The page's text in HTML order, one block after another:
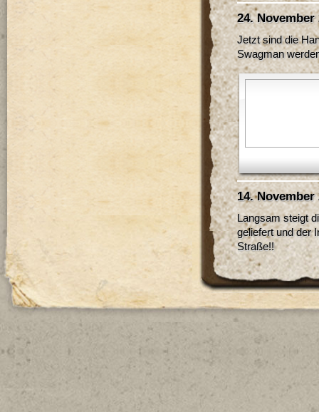
24. November
Jetzt sind die
Swagman
14. November
Langsam steigt
geliefert und der
Straße!!